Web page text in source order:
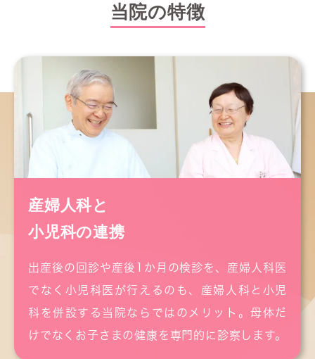
6月各教室のお知らせ
ｐｍ２：００～ｐｍ４：００
６月１１ 日（木）マタニティヨガ
一部：ａｍ１０：００～ａｍ１１：００
二部：ａｍ１１：１５～ｐｍ１２：１５
各教室ともご予約制となっておりますので、
ご希望の方は、お電話か外来受付からどうぞ！
2026.04.21
ゴールデンウイークのお知らせ
す。
連休前後は混雑が予想されます。
受診の際はお時間に余裕をもってご来院をお願
当院の特徴
産婦人科と
小児科の連携
出産後の回診や産後1か月の検診を、産婦人科医
でなく小児科医が行えるのも、産婦人科と小児
科を併設する当院ならではのメリット。母体だ
けでなくお子さまの健康を専門的に診察します。